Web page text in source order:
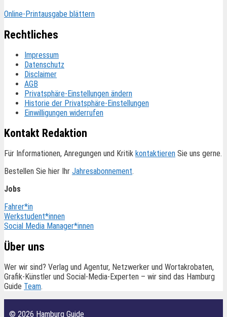
Online-Printausgabe blättern
Rechtliches
Impressum
Datenschutz
Disclaimer
AGB
Privatsphäre-Einstellungen ändern
Historie der Privatsphäre-Einstellungen
Einwilligungen widerrufen
Kontakt Redaktion
Für Informationen, Anregungen und Kritik kontaktieren Sie uns gerne.
Bestellen Sie hier Ihr Jahresabonnement.
Jobs
Fahrer*in
Werkstudent*innen
Social Media Manager*innen
Über uns
Wer wir sind? Verlag und Agentur, Netzwerker und Wortakrobaten,
Grafik-Künstler und Social-Media-Experten – wir sind das Hamburg
Guide Team.
© 2026 Hamburg Guide